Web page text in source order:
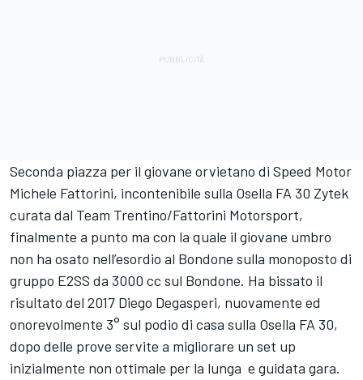
Seconda piazza per il giovane orvietano di Speed Motor
Michele Fattorini, incontenibile sulla Osella FA 30 Zytek
curata dal Team Trentino/Fattorini Motorsport,
finalmente a punto ma con la quale il giovane umbro
non ha osato nell’esordio al Bondone sulla monoposto di
gruppo E2SS da 3000 cc sul Bondone. Ha bissato il
risultato del 2017 Diego Degasperi, nuovamente ed
onorevolmente 3° sul podio di casa sulla Osella FA 30,
dopo delle prove servite a migliorare un set up
inizialmente non ottimale per la lunga e guidata gara.